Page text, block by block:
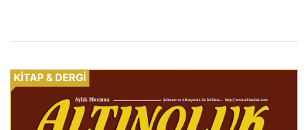
KİTAP & DERGİ